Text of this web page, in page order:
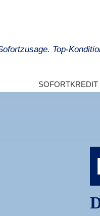
Top-
SOFORTKREDIT